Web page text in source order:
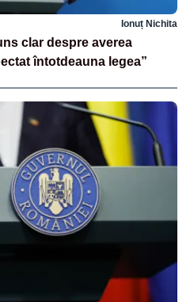
Ionuț Nichita
clar despre averea
întotdeauna legea”